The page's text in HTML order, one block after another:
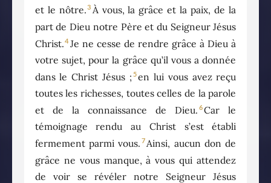
et le nôtre.3 À vous, la grâce et la paix, de la
part de Dieu notre Père et du Seigneur Jésus
Christ.4 Je ne cesse de rendre grâce à Dieu à
votre sujet, pour la grâce qu’il vous a donnée
dans le Christ Jésus ; 5en lui vous avez reçu
toutes les richesses, toutes celles de la parole
et de la connaissance de Dieu. 6Car le
témoignage rendu au Christ s’est établi
fermement parmi vous. 7Ainsi, aucun don de
grâce ne vous manque, à vous qui attendez
de voir se révéler notre Seigneur Jésus